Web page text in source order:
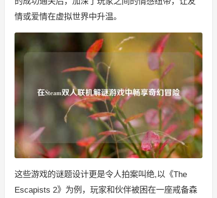
情或爱情在虚拟世界中升温。
这些游戏的谜题设计更是令人拍案叫绝,以《The
Escapists 2》为例，玩家和伙伴被困在一座戒备森